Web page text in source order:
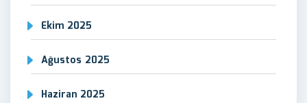
Ekim 2025
Ağustos 2025
Haziran 2025